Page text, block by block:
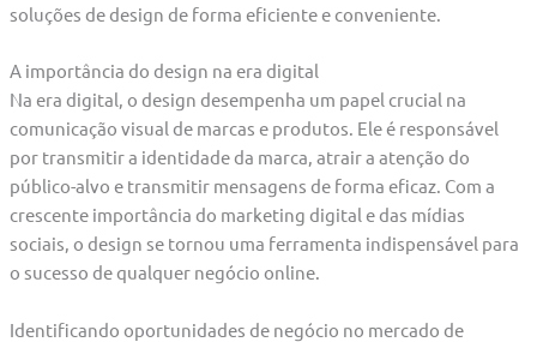
soluções de design de forma eficiente e conveniente.
A importância do design na era digital
Na era digital, o design desempenha um papel crucial na
comunicação visual de marcas e produtos. Ele é responsável
por transmitir a identidade da marca, atrair a atenção do
público-alvo e transmitir mensagens de forma eficaz. Com a
crescente importância do marketing digital e das mídias
sociais, o design se tornou uma ferramenta indispensável para
o sucesso de qualquer negócio online.
Identificando oportunidades de negócio no mercado de